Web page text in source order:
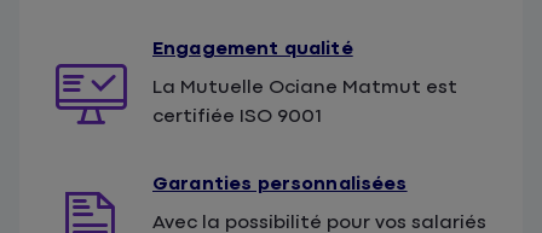
Engagement qualité
La Mutuelle Ociane Matmut est
certifiée ISO 9001
Garanties personnalisées
Avec la possibilité pour vos salariés